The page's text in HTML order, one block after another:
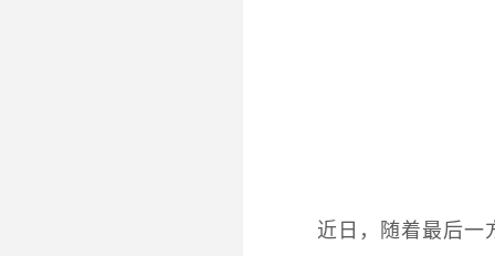
近日，随着最后一